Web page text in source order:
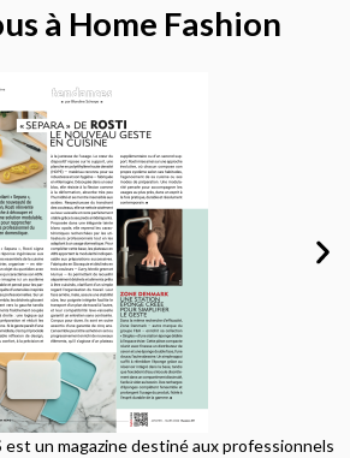
à Home Fashion
est un magazine destiné aux professionnels